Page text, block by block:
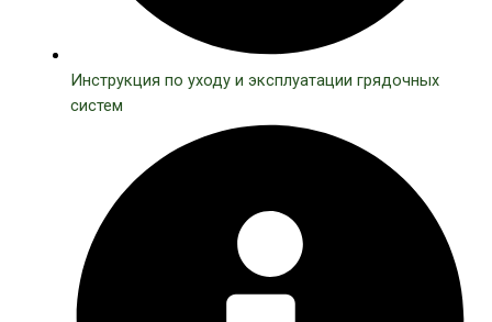
Инструкция по уходу и эксплуатации грядочных
систем